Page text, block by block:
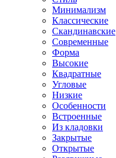
Минимализм
Классические
Скандинавские
Современные
Форма
Высокие
Квадратные
Угловые
Низкие
Особенности
Встроенные
Из кладовки
Закрытые
Открытые